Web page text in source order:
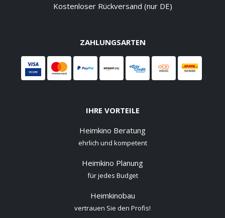
Kostenloser Rückversand (nur DE)
ZAHLUNGSARTEN
IHRE VORTEILE
Heimkino Beratung
ehrlich und kompetent
Heimkino Planung
für jedes Budget
Heimkinobau
vertrauen Sie den Profis!